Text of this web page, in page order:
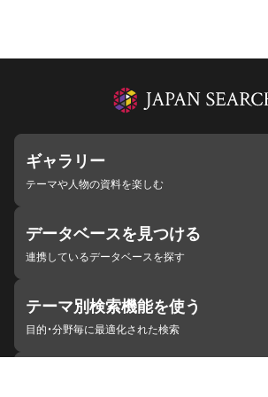
ギャラリー
テーマや人物の資料を楽しむ
データベースを見つける
連携しているデータベースを探す
テーマ別検索機能を使う
目的・分野毎に最適化された検索